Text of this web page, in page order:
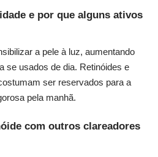
e por que alguns ativos
a pele à luz, aumentando
se usados de dia. Retinóides e
ser reservados para a
pela manhã.
com outros clareadores